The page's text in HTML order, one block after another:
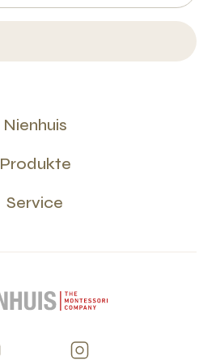
Nienhuis
Produkte
Service